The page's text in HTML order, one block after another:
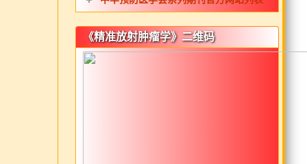
《精准放射肿瘤学》二维码